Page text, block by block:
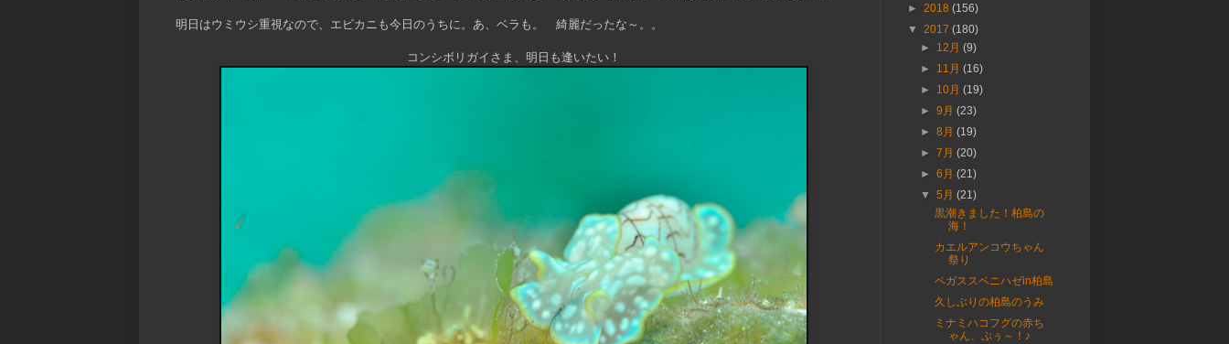
明日はウミウシ重視なので、エビカニも今日のうちに。あ、ベラも。 綺麗だったな～。。
コンシボリガイさま、明日も逢いたい！
► 2018 (156)
▼ 2017 (180)
► 12月(9)
► 11月(16)
► 10月(19)
►9月(23)
►8月(19)
►7月(20)
►6月(21)
▼5月(21)
黒潮きました！柏島の
海！
カエルアンコウちゃん
祭り
ペガススベニハゼin柏島
久しぶりの柏島のうみ
ミナミハコフグの赤ち
ゃん、ぷぅ～！♪